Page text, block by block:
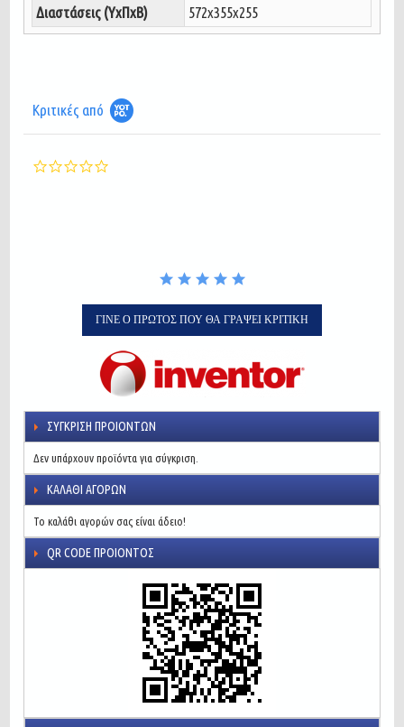
Διαστάσεις (ΥxΠxΒ)
572x355x255
Κριτικές από
ΓΊΝΕ Ο ΠΡΏΤΟΣ ΠΟΥ ΘΑ ΓΡΆΨΕΙ ΚΡΙΤΙΚΉ
ΣΎΓΚΡΙΣΗ ΠΡΟΙΌΝΤΩΝ
Δεν υπάρχουν προϊόντα για σύγκριση.
ΚΑΛΆΘΙ ΑΓΟΡΏΝ
Το καλάθι αγορών σας είναι άδειο!
QR CODE ΠΡΟΙΌΝΤΟΣ